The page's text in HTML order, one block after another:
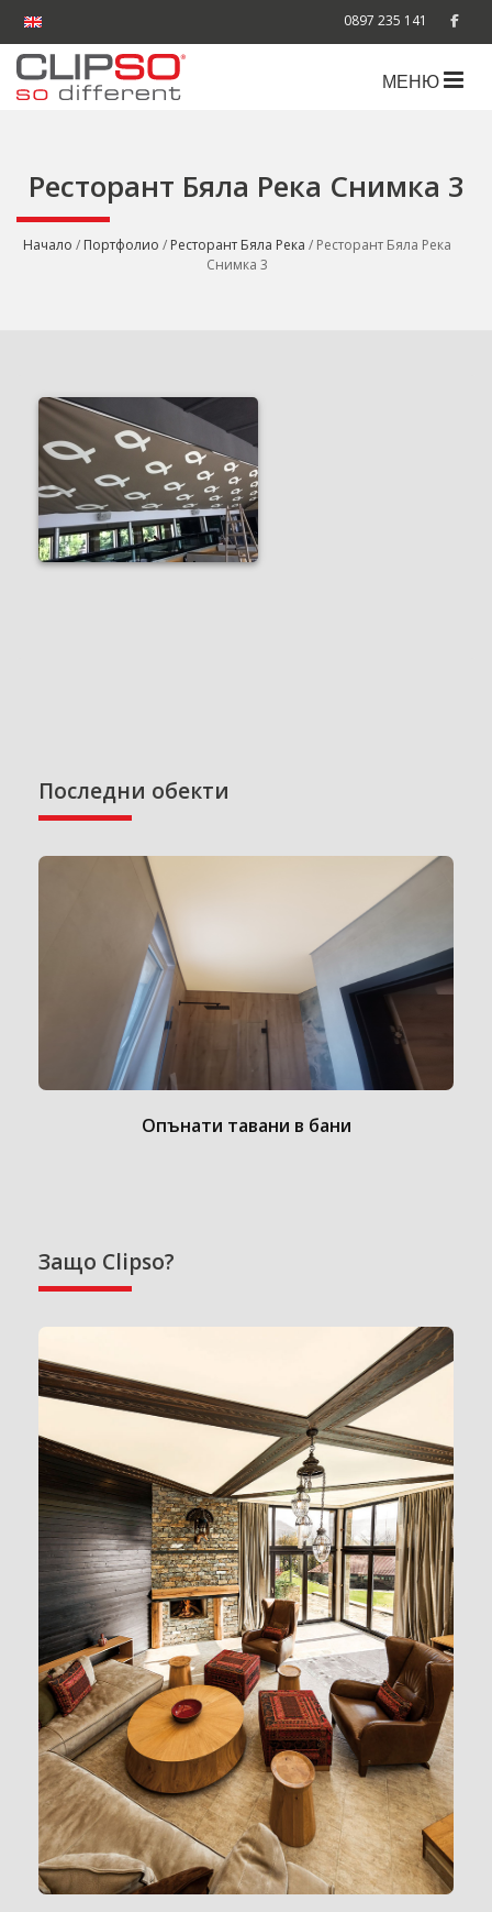
0897 235 141
МЕНЮ
Ресторант Бяла Река Снимка 3
Начало / Портфолио / Ресторант Бяла Река / Ресторант Бяла Река
Снимка 3
Последни обекти
Опънати тавани в бани
Защо Clipso?